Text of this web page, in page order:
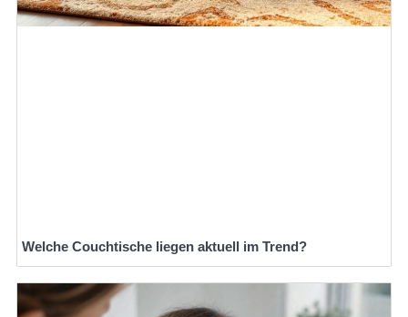
Welche Couchtische liegen aktuell im Trend?